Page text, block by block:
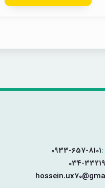
0933-657-8101
034-